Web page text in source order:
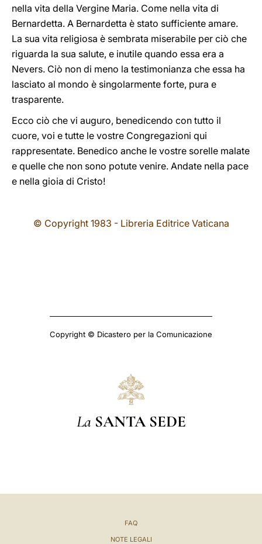
nella vita della Vergine Maria. Come nella vita di
Bernardetta. A Bernardetta è stato sufficiente amare.
La sua vita religiosa è sembrata miserabile per ciò che
riguarda la sua salute, e inutile quando essa era a
Nevers. Ciò non di meno la testimonianza che essa ha
lasciato al mondo è singolarmente forte, pura e
trasparente.
Ecco ciò che vi auguro, benedicendo con tutto il
cuore, voi e tutte le vostre Congregazioni qui
rappresentate. Benedico anche le vostre sorelle malate
e quelle che non sono potute venire. Andate nella pace
e nella gioia di Cristo!
© Copyright 1983 - Libreria Editrice Vaticana
Copyright © Dicastero per la Comunicazione
La SANTA SEDE
FAQ
NOTE LEGALI